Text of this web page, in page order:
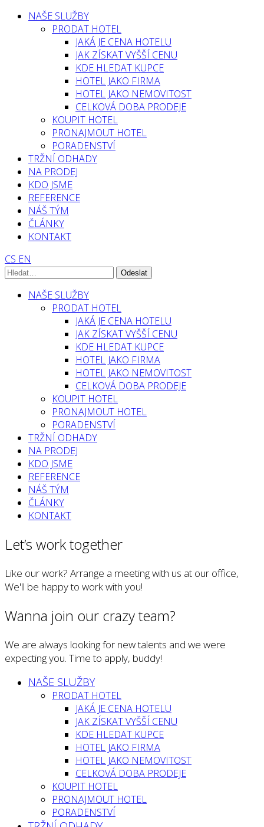
NAŠE SLUŽBY
PRODAT HOTEL
JAKÁ JE CENA HOTELU
JAK ZÍSKAT VYŠŠÍ CENU
KDE HLEDAT KUPCE
HOTEL JAKO FIRMA
HOTEL JAKO NEMOVITOST
CELKOVÁ DOBA PRODEJE
KOUPIT HOTEL
PRONAJMOUT HOTEL
PORADENSTVÍ
TRŽNÍ ODHADY
NA PRODEJ
KDO JSME
REFERENCE
NÁŠ TÝM
ČLÁNKY
KONTAKT
CS EN
NAŠE SLUŽBY
PRODAT HOTEL
JAKÁ JE CENA HOTELU
JAK ZÍSKAT VYŠŠÍ CENU
KDE HLEDAT KUPCE
HOTEL JAKO FIRMA
HOTEL JAKO NEMOVITOST
CELKOVÁ DOBA PRODEJE
KOUPIT HOTEL
PRONAJMOUT HOTEL
PORADENSTVÍ
TRŽNÍ ODHADY
NA PRODEJ
KDO JSME
REFERENCE
NÁŠ TÝM
ČLÁNKY
KONTAKT
Let’s work together
Like our work? Arrange a meeting with us at our office,
We'll be happy to work with you!
Wanna join our crazy team?
We are always looking for new talents and we were
expecting you. Time to apply, buddy!
NAŠE SLUŽBY
PRODAT HOTEL
JAKÁ JE CENA HOTELU
JAK ZÍSKAT VYŠŠÍ CENU
KDE HLEDAT KUPCE
HOTEL JAKO FIRMA
HOTEL JAKO NEMOVITOST
CELKOVÁ DOBA PRODEJE
KOUPIT HOTEL
PRONAJMOUT HOTEL
PORADENSTVÍ